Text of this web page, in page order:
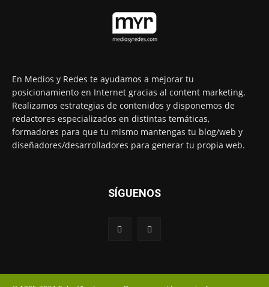
En Medios y Redes te ayudamos a mejorar tu
posicionamiento en Internet gracias al content marketing.
Realizamos estrategias de contenidos y disponemos de
redactores especializados en distintas temáticas,
formadores para que tu mismo mantengas tu blog/web y
diseñadores/desarrolladores para generar tu propia web.
SÍGUENOS